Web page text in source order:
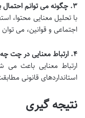
۳. چگونه می توانم احتمال بلاک شدن استوری هایم را کاهش دهم؟
با تحلیل معنایی محتوا،
اجتماعی و قوانین، می
۴. ارتباط معنایی در چت چه تأثیری دارد؟
ارتباط معنایی باعث می
استانداردهای قانونی
نتیجه گیری